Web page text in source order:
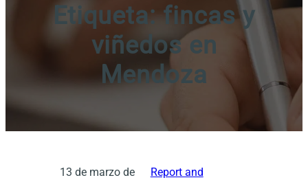
Etiqueta:fincas y
viñedos en
Mendoza
13 de marzo de
Report and